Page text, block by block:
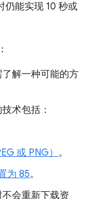
仍能实现 10 秒或
解一种可能的方
术包括：
或 PNG） 。
为 85。
会重新下载资